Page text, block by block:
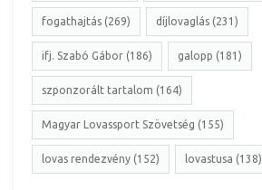
fogathajtás (269) díjlovaglás (231)
ifj. Szabó Gábor (186) galopp (181)
szponzorált tartalom (164)
Magyar Lovassport Szövetség (155)
lovas rendezvény (152) lovastusa (138)